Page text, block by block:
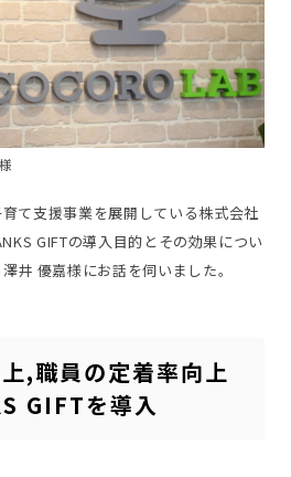
て支援事業を展開している株式会社
GIFTの導入目的とその効果につい
井 優嘉様にお話を伺いました。
,職員の定着率向上
GIFTを導入